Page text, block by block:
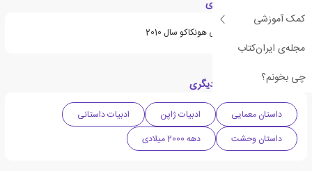
کمک آموزشی
مجله‌ی ایران‌کتاب
چی بخونم؟
ویژگی های کتاب دیگری
نامزد جایزه داستان معمایی هونکاکو سال 2010
دسته بندی های کتاب دیگری
داستان معمایی ادبیات ژاپن
ادبیات داستانی
داستان وحشت
دهه 2000 میلادی